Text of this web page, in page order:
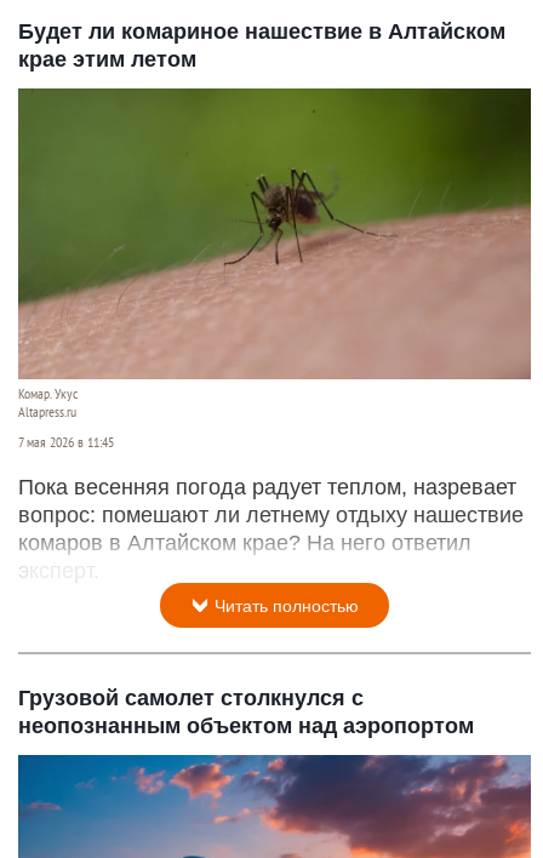
Будет ли комариное нашествие в Алтайском
крае этим летом
Комар. Укус
Altapress.ru
7 мая 2026 в 11:45
Пока весенняя погода радует теплом, назревает
вопрос: помешают ли летнему отдыху нашествие
комаров в Алтайском крае? На него ответил
эксперт.
Читать полностью
Грузовой самолет столкнулся с
неопознанным объектом над аэропортом